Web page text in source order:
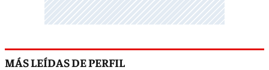
MÁS LEÍDAS DE PERFIL